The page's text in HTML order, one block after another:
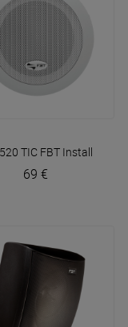
TIC FBT Install
69 €